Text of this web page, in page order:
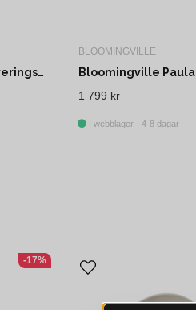
Bloomingville Jules Serveringsset Grå Stengods Plate deep 800 ml Set om 4x3
BLOOMINGVILLE
1 799 kr
I webblager - 4-8 dagar
-17%